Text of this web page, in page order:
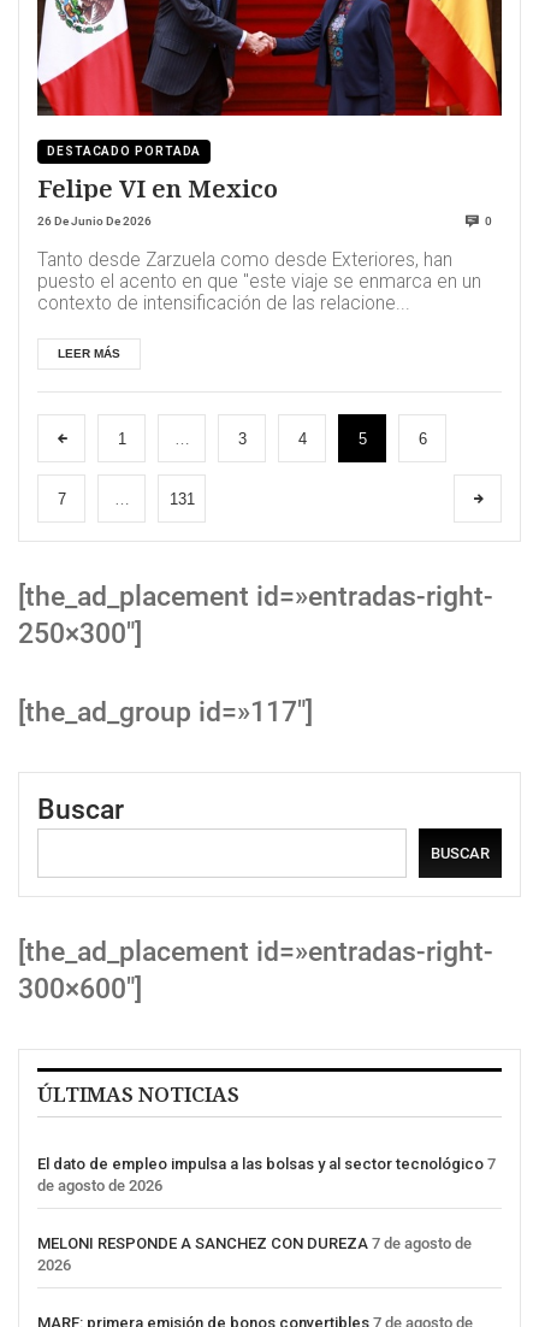
DESTACADO PORTADA
Felipe VI en Mexico
26 De Junio De 2026 0
Tanto desde Zarzuela como desde Exteriores, han
puesto el acento en que "este viaje se enmarca en un
contexto de intensificación de las relacione...
LEER MÁS
1 3 4 5 6
7 131
[the_ad_placement id=»entradas-right-
250×300″]
[the_ad_group id=»117″]
Buscar
BUSCAR
[the_ad_placement id=»entradas-right-
300×600″]
ÚLTIMAS NOTICIAS
El dato de empleo impulsa a las bolsas y al sector tecnológico 7
de agosto de 2026
MELONI RESPONDE A SANCHEZ CON DUREZA 7 de agosto de
2026
MARF: primera emisión de bonos convertibles 7 de agosto de